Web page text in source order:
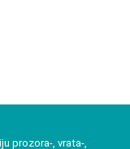
prozora-, vrata-,